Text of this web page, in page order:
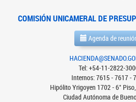
COMISIÓN UNICAMERAL DE
Agenda de
Tel: +54-11-2822-
Internos: 7615 - 7617 -
Hipólito Yrigoyen 1702 - 6°
Ciudad Autónoma de